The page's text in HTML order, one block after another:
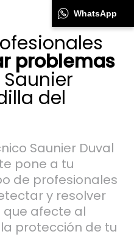
problemas
del
Saunier Duval
pone a tu
de profesionales
y resolver
que afecte al
protección de tu
WhatsApp